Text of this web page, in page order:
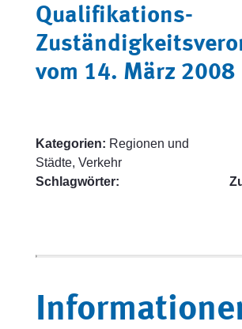
Qualifikations-
vom 14. März 2008
Kategorien: Regionen und
Städte, Verkehr
Schlagwörter: